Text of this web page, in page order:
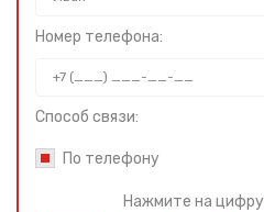
Номер телефона:
Способ связи:
По телефону
Нажмите на цифру